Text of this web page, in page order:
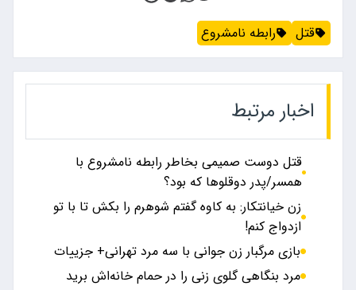
قتل رابطه نامشروع
اخبار مرتبط
قتل دوست صمیمی بخاطر رابطه نامشروع با
همسر/پدر دوقلوها که بود؟
زن خیانتکار: به کاوه گفتم شوهرم را بکش تا با تو
ازدواج کنم!
بازی مرگبار زن جوانی با سه مرد تهرانی+ جزییات
مرد بنگاهی گلوی زنی را در حمام خانه‌اش برید